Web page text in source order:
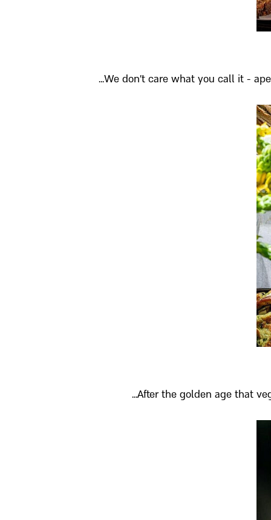
We don’t care what you call it -
After the golden age that